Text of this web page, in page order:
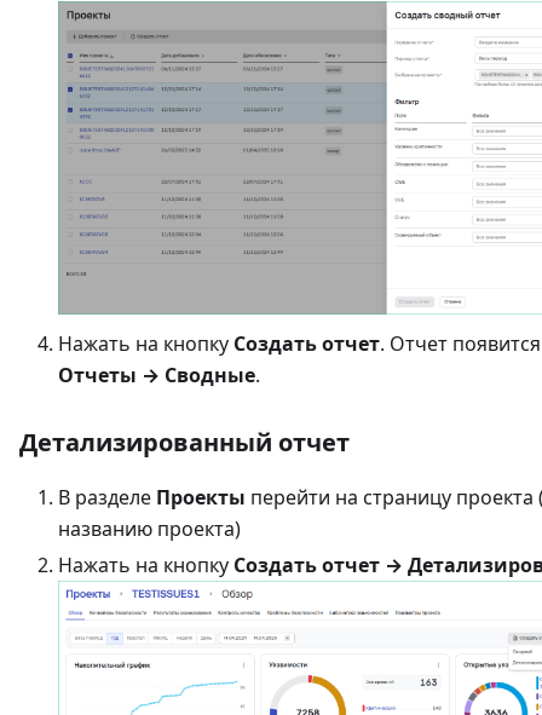
Нажать на кнопку Создать отчет. Отчет
Отчеты → Сводные.
Детализированный отчет
В разделе Проекты перейти на страницу проекта
названию проекта)
Нажать на кнопку Создать отчет →